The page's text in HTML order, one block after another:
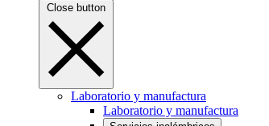
Close button
Laboratorio y manufactura
Laboratorio y manufactura